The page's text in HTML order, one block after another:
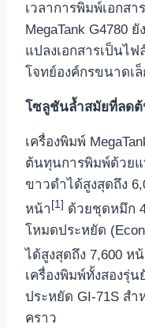
เวลาการพิมพ์เอกส
MegaTank G4780
แปลงเอกสารเป็นไ
โจทย์องค์กรขนาดเ
โซลูชันล้ำสมัยที่ลด
เครื่องพิมพ์
ต้นทุนการพิมพ์ด้วยแ
ขาวดำได้สูงสุดถึง
หน้า[1] ด้วยชุดหมึก
โหมดประหยัด
ได้สูงสุดถึง 7,600 ห
เครื่องพิมพ์ทั้งสองรุ่
ประหยัด GI-71S ส
คราว